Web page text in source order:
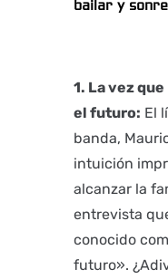
bailar y
1. La vez
el futuro: El
banda,
intuición
alcanzar la
entrevista
conocido
futuro».